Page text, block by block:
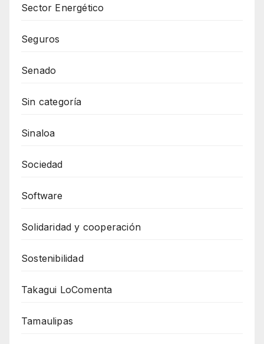
Sector Energético
Seguros
Senado
Sin categoría
Sinaloa
Sociedad
Software
Solidaridad y cooperación
Sostenibilidad
Takagui LoComenta
Tamaulipas